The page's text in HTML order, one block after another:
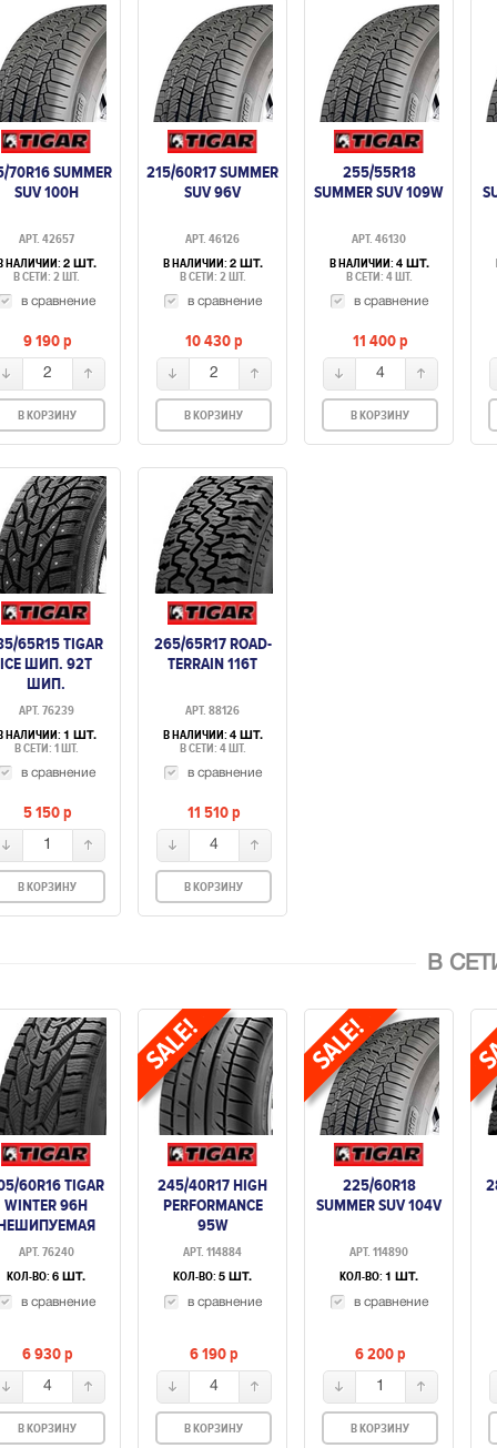
70R16 SUMMER
SUV 100H
АРТ. 42657
НАЛИЧИИ: 2 ШТ.
В СЕТИ: 2 ШТ.
в сравнение
9 190p
2
В КОРЗИНУ
215/60R17 SUMMER
SUV 96V
АРТ. 46126
В НАЛИЧИИ: 2 ШТ.
В СЕТИ: 2 ШТ.
в сравнение
10 430p
2
В КОРЗИНУ
255/55R18
SUMMER SUV 109W
АРТ. 46130
В НАЛИЧИИ: 4 ШТ.
В СЕТИ: 4 ШТ.
в сравнение
11 400p
4
В КОРЗИНУ
65R15 TIGAR
ICE ШИП. 92T
ШИП.
АРТ. 76239
НАЛИЧИИ: 1 ШТ.
В СЕТИ: 1 ШТ.
в сравнение
5 150p
1
В КОРЗИНУ
265/65R17 ROAD-
TERRAIN 116T
АРТ. 88126
В НАЛИЧИИ: 4 ШТ.
В СЕТИ: 4 ШТ.
в сравнение
11 510p
4
В КОРЗИНУ
В
60R16 TIGAR
WINTER 96H
АРТ. 76240
КОЛ-ВО: 6 ШТ.
в сравнение
6 930p
4
В КОРЗИНУ
245/40R17 HIGH
PERFORMANCE
95W
АРТ. 114884
КОЛ-ВО: 5 ШТ.
в сравнение
6 190p
4
В КОРЗИНУ
225/60R18
SUMMER SUV 104V
АРТ. 114890
КОЛ-ВО: 1 ШТ.
в сравнение
6 200p
1
В КОРЗИНУ